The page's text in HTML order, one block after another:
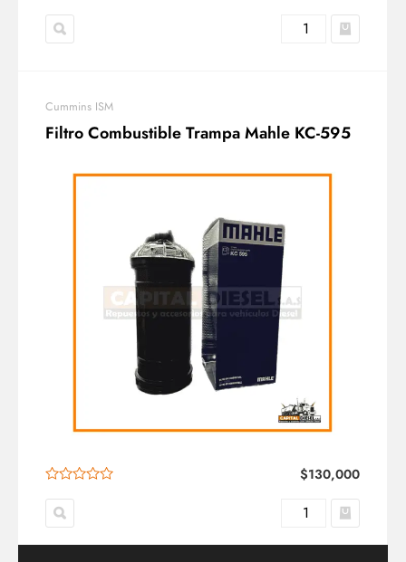
Cummins ISM
Filtro Combustible Trampa Mahle KC-595
$130,000